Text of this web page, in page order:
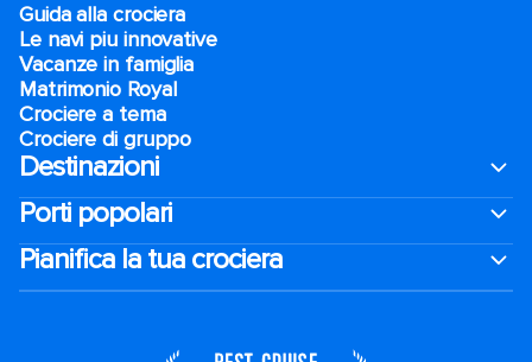
Guida alla crociera
Le navi piu innovative
Vacanze in famiglia
Matrimonio Royal
Crociere a tema
Crociere di gruppo
Destinazioni
Porti popolari
Pianifica la tua crociera